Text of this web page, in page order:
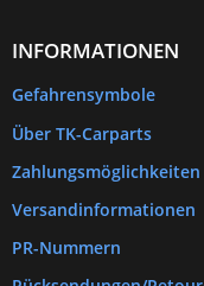
INFORMATIONEN
Gefahrensymbole
Über TK-Carparts
Zahlungsmöglichkeiten
Versandinformationen
PR-Nummern